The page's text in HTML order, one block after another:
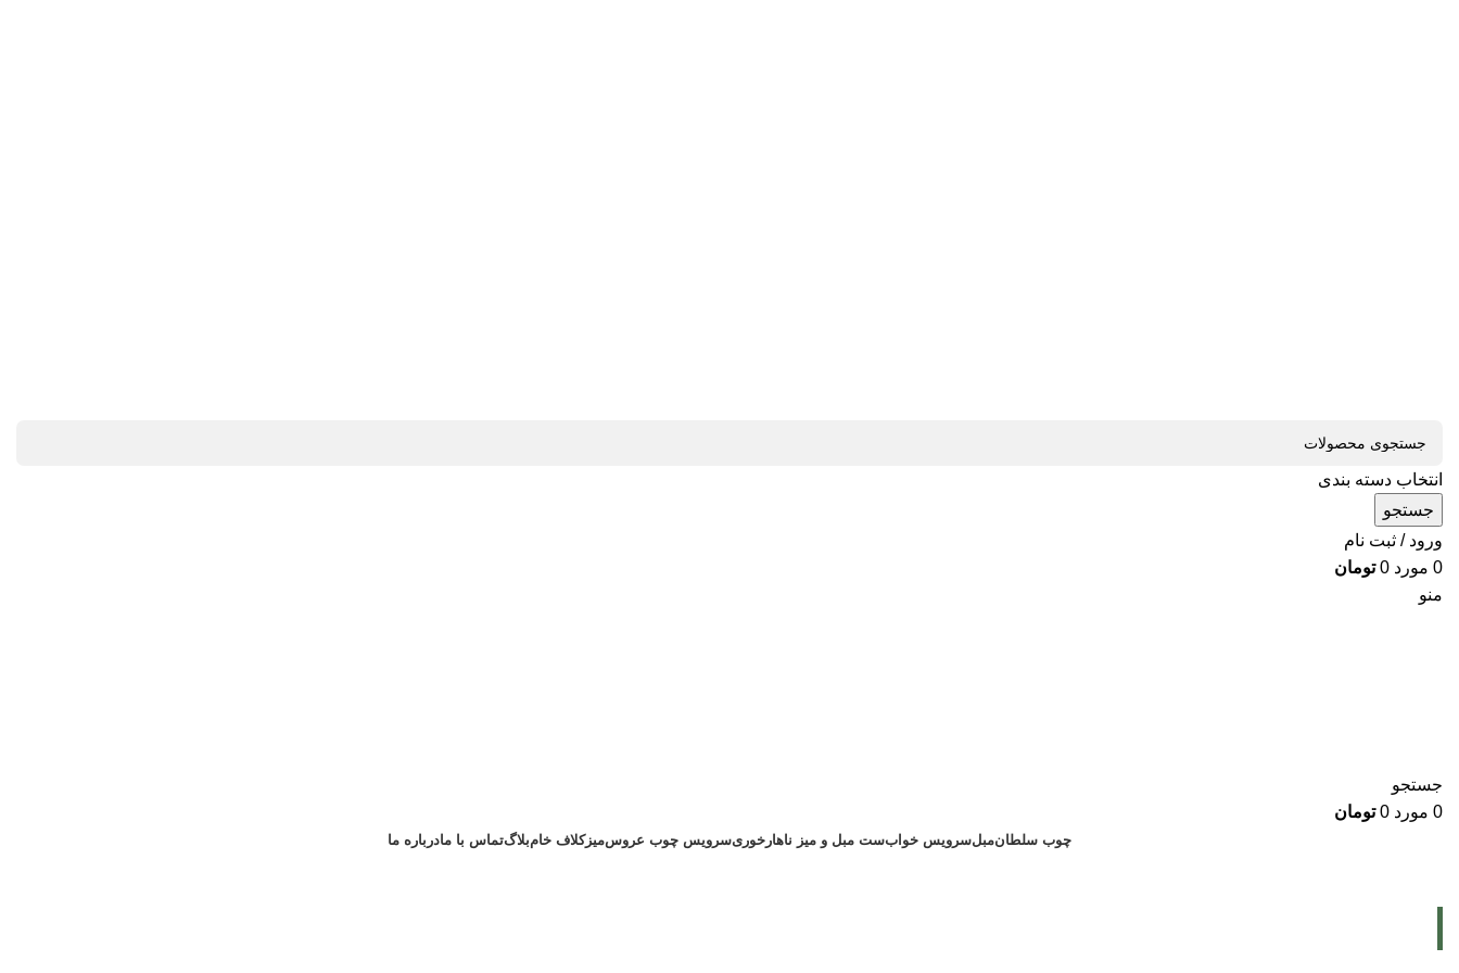
انتخاب دسته بندی
جستجو
ورود / ثبت نام
0 مورد 0 تومان
منو
جستجو
0 مورد 0 تومان
چوب سلطانمبلسرویس خوابست مبل و میز ناهارخوریسرویس چوب عروسمیزکلاف خامبلاگتماس با مادرباره ما